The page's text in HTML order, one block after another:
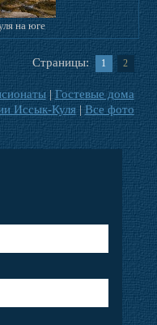
на юге
Страницы: 1 2
| Гостевые дома
Иссык-Куля|Все фото